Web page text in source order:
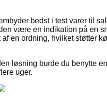
bedst i test varer til
være en indikation på en
en ordning, hvilket støtter
løsning burde du benytte
uger.